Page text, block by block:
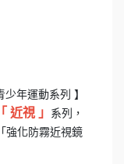
年運動系列 】
「 近視 」
系列，
強化防霧近視鏡